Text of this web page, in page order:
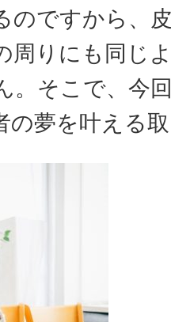
のですから、
周りにも同じ
。そこで、今
の夢を叶える